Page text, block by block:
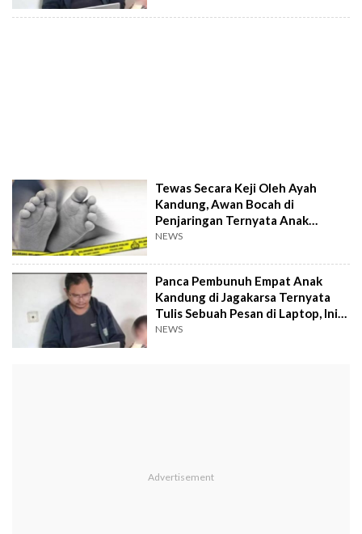
Tewas Secara Keji Oleh Ayah
Kandung, Awan Bocah di
Penjaringan Ternyata Anak
Difabel yang Putus Sekolah
NEWS
Panca Pembunuh Empat Anak
Kandung di Jagakarsa Ternyata
Tulis Sebuah Pesan di Laptop, Ini
Isinya
NEWS